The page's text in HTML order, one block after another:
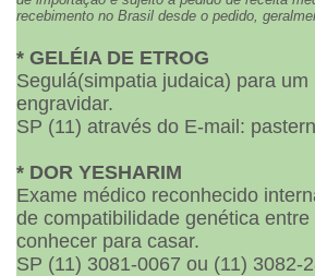
recebimento no Brasil desde o pedido,
* GELÉIA DE ETROG
Segulá(simpatia judaica) para
engravidar.
SP (11) através do E-mail:
* DOR YESHARIM
Exame médico reconhecido
de compatibilidade genética
conhecer para casar.
SP (11) 3081-0067 ou (11) 3082-